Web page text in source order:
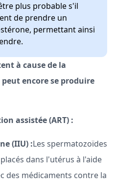
plus probable s'il
de prendre un
permettant ainsi
à cause de la
encore se produire
assistée (ART) :
(IIU) :Les spermatozoïdes
dans l'utérus à l'aide
des médicaments contre la